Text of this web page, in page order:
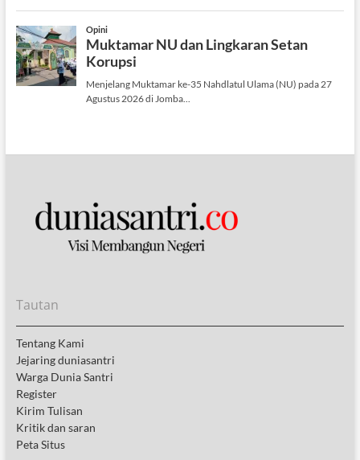
Tautan
Tentang Kami
Jejaring duniasantri
Warga Dunia Santri
Register
Kirim Tulisan
Kritik dan saran
Peta Situs